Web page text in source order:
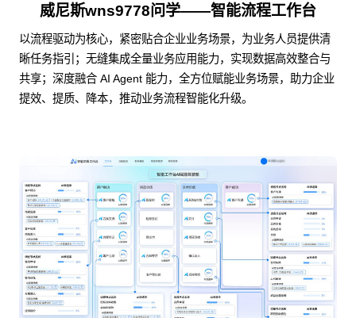
威尼斯wns9778问学——智能流程工作台
以流程驱动为核心，紧密贴合企业业务场景，为业务人员提供清
晰任务指引；无缝集成全量业务应用能力，实现数据高效整合与
共享；深度融合 AI Agent 能力，全方位赋能业务场景，助力企业
提效、提质、降本，推动业务流程智能化升级。